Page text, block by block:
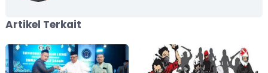
Artikel Terkait